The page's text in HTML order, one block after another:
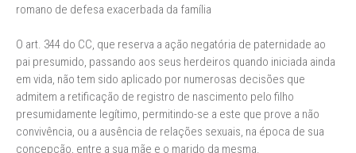
romano de defesa exacerbada da família
O art. 344 do CC, que reserva a ação negatória de paternidade ao
pai presumido, passando aos seus herdeiros quando iniciada ainda
em vida, não tem sido aplicado por numerosas decisões que
admitem a retificação de registro de nascimento pelo filho
presumidamente legítimo, permitindo-se a este que prove a não
convivência, ou a ausência de relações sexuais, na época de sua
concepção, entre a sua mãe e o marido da mesma.